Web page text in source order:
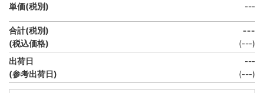
単価(税別) ---
合計(税別)
(税込価格)
---
(---)
出荷日
(参考出荷日)
---
(---)